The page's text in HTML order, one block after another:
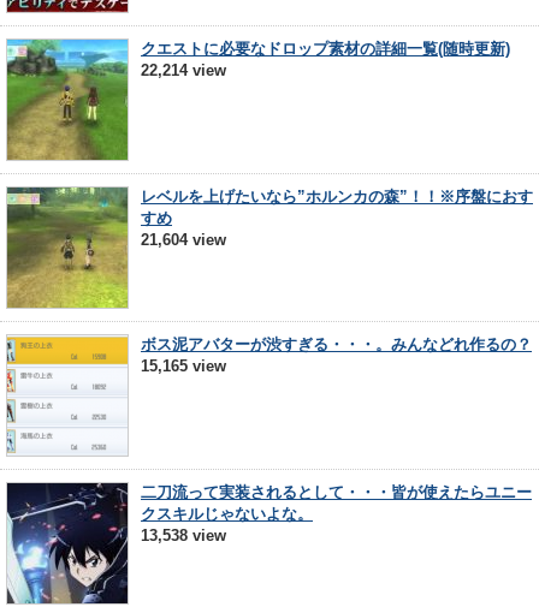
クエストに必要なドロップ素材の詳細一覧(随時更新)
22,214 view
レベルを上げたいなら”ホルンカの森”！！※序盤におす
すめ
21,604 view
ボス泥アバターが渋すぎる・・・。みんなどれ作るの？
15,165 view
二刀流って実装されるとして・・・皆が使えたらユニー
クスキルじゃないよな。
13,538 view